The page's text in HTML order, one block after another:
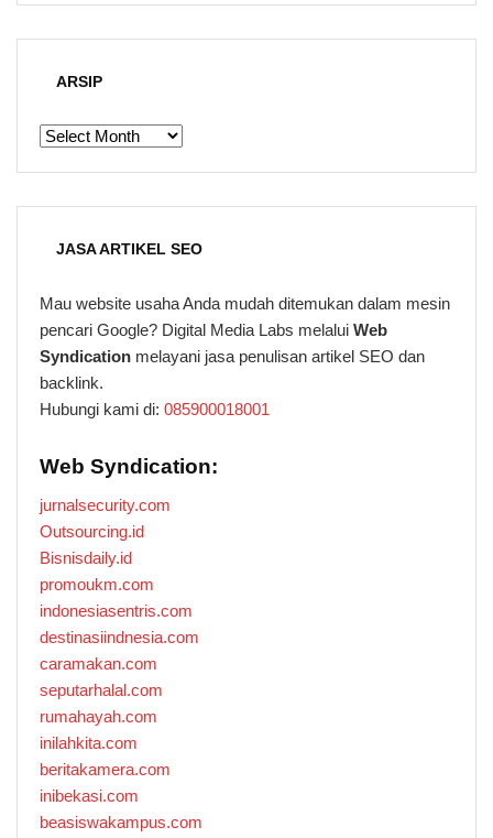
ARSIP
ARSIP
JASA ARTIKEL SEO
Mau website usaha Anda mudah ditemukan dalam mesin
pencari Google? Digital Media Labs melalui Web
Syndication melayani jasa penulisan artikel SEO dan
backlink.
Hubungi kami di: 085900018001
Web Syndication:
jurnalsecurity.com
Outsourcing.id
Bisnisdaily.id
promoukm.com
indonesiasentris.com
destinasiindnesia.com
caramakan.com
seputarhalal.com
rumahayah.com
inilahkita.com
beritakamera.com
inibekasi.com
beasiswakampus.com